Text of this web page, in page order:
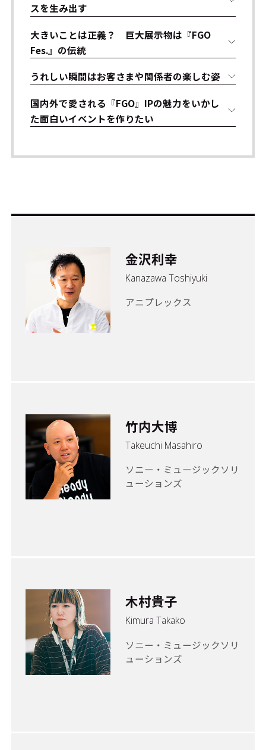
スを生み出す
大きいことは正義？ 巨大展示物は『FGO
Fes.』の伝統
うれしい瞬間はお客さまや関係者の楽しむ姿
国内外で愛される『FGO』――IPの魅力をいかし
た面白いイベントを作りたい
金沢利幸
Kanazawa Toshiyuki
アニプレックス
竹内大博
Takeuchi Masahiro
ソニー・ミュージックソリ
ューションズ
木村貴子
Kimura Takako
ソニー・ミュージックソリ
ューションズ